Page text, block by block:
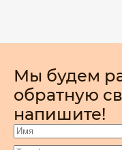
Мы будем
обратную
напишите!